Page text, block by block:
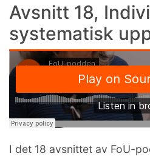
Avsnitt 18,
systematisk
I det 18 avsnittet av FoU-